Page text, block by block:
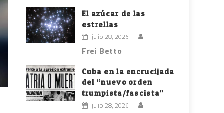
El azúcar de las
estrellas
julio 28, 2026
Frei Betto
Cuba en la encrucijada
del “nuevo orden
trumpista/fascista”
julio 28, 2026